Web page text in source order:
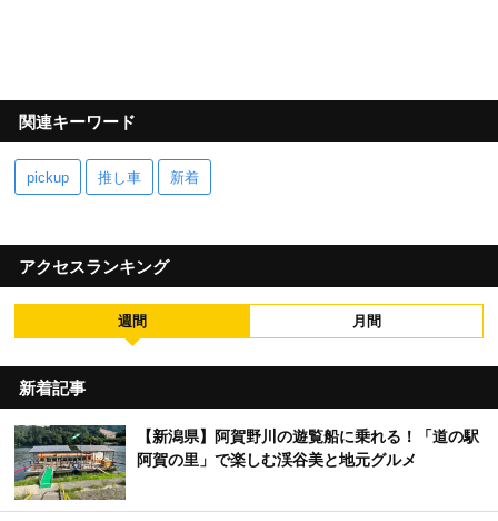
関連キーワード
pickup 推し車 新着
アクセスランキング
週間 月間
新着記事
【新潟県】阿賀野川の遊覧船に乗れる！「道の駅
阿賀の里」で楽しむ渓谷美と地元グルメ